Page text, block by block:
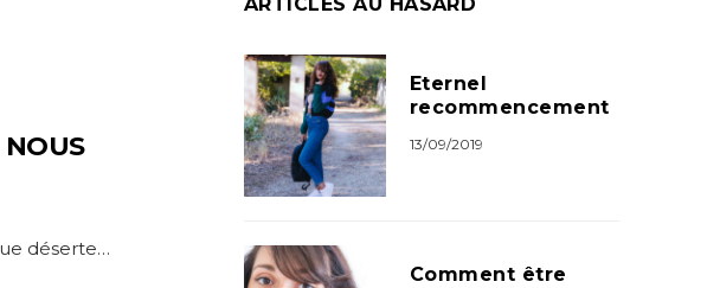
déserte…
Eternel
recommencement
13/09/2019
Comment être